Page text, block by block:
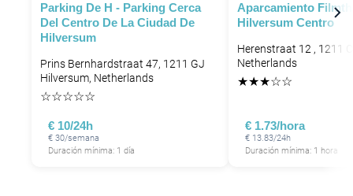
Parking De H - Parking Cerca
Del Centro De La Ciudad De
Hilversum
Prins Bernhardstraat 47, 1211 GJ
Hilversum, Netherlands
☆☆☆☆☆
€ 10/24h
€ 30/semana
Duración mínima: 1 día
Aparcamiento
Hilversum Centro
Herenstraat 12 , 1211
Netherlands
★★★☆☆
€ 1.73/hora
€ 13.83/24h
Duración mínima: 1 hora